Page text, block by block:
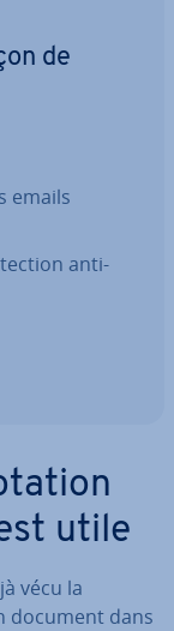
de
emails
anti-
utile
vécu la
document dans